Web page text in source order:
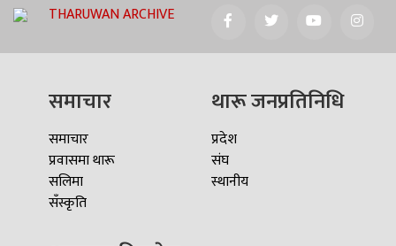
THARUWAN ARCHIVE
समाचार
समाचार
प्रवासमा थारू
सलिमा
सँस्कृति
थारू जनप्रतिनिधि
प्रदेश
संघ
स्थानीय